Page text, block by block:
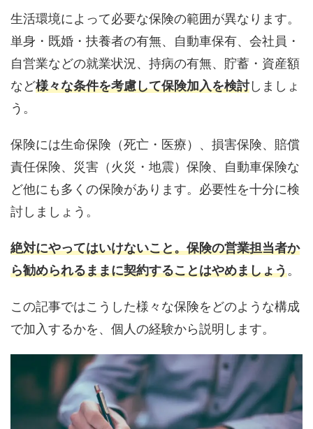
生活環境によって必要な保険の範囲が異なります。
単身・既婚・扶養者の有無、自動車保有、会社員・
自営業などの就業状況、持病の有無、貯蓄・資産額
など様々な条件を考慮して保険加入を検討しましょ
う。
保険には生命保険（死亡・医療）、損害保険、賠償
責任保険、災害（火災・地震）保険、自動車保険な
ど他にも多くの保険があります。必要性を十分に検
討しましょう。
絶対にやってはいけないこと。保険の営業担当者か
ら勧められるままに契約することはやめましょう。
この記事ではこうした様々な保険をどのような構成
で加入するかを、個人の経験から説明します。